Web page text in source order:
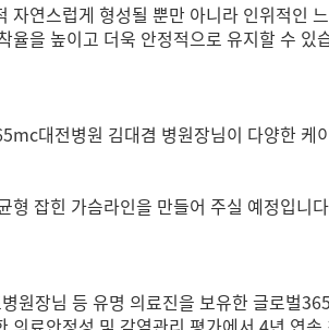
연스럽게 형성될 뿐만 아니라 인위적인
율을 높이고 더욱 안정적으로 유지할 수 있
대전병원 김대겸 병원장님이 다양한 케
형 잡힌 가슴라인을 만들어 주실 예정입니
원장님 등 유명 의료진을 보유한 글로벌